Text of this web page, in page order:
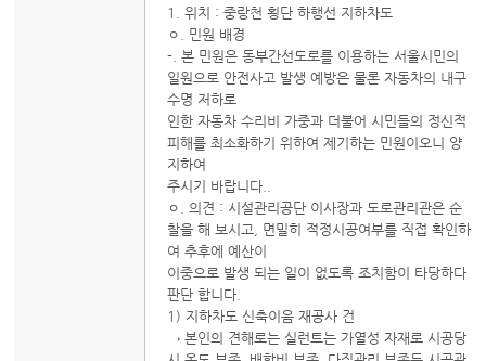
1. 위치 : 중랑천 횡단 하행선 지하차도
ㅇ. 민원 배경
-. 본 민원은 동부간선도로를 이용하는 서울시민의
일원으로 안전사고 발생 예방은 물론 자동차의 내구
수명 저하로
인한 자동차 수리비 가중과 더불어 시민들의 정신적
피해를 최소화하기 위하여 제기하는 민원이오니 양
지하여
주시기 바랍니다..
ㅇ. 의견 : 시설관리공단 이사장과 도로관리관은 순
찰을 해 보시고, 면밀히 적정시공여부를 직접 확인하
여 추후에 예산이
이중으로 발생 되는 일이 없도록 조치함이 타당하다
판단 합니다.
1) 지하차도 신축이음 재공사 건
→ 본인의 견해로는 실런트는 가열성 자재로 시공당